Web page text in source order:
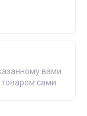
вами
сами